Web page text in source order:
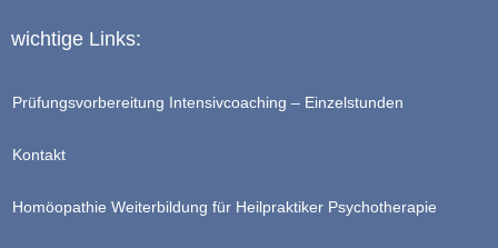
wichtige Links:
Prüfungsvorbereitung Intensivcoaching – Einzelstunden
Kontakt
Homöopathie Weiterbildung für Heilpraktiker Psychotherapie